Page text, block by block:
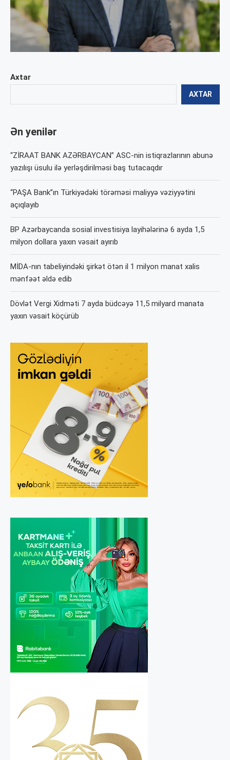
Axtar
AXTAR
Ən yenilər
“ZİRAAT BANK AZƏRBAYCAN” ASC-nin istiqrazlarının abunə
yazılışı üsulu ilə yerləşdirilməsi baş tutacaqdır
“PAŞA Bank”ın Türkiyədəki törəməsi maliyyə vəziyyətini
açıqlayıb
BP Azərbaycanda sosial investisiya layihələrinə 6 ayda 1,5
milyon dollara yaxın vəsait ayırıb
MİDA-nın tabeliyindəki şirkət ötən il 1 milyon manat xalis
mənfəət əldə edib
Dövlət Vergi Xidməti 7 ayda büdcəyə 11,5 milyard manata
yaxın vəsait köçürüb